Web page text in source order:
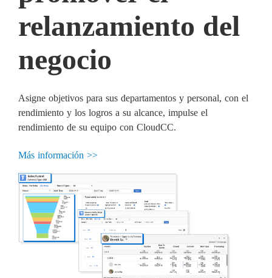
relanzamiento del
negocio
Asigne objetivos para sus departamentos y personal, con el
rendimiento y los logros a su alcance, impulse el
rendimiento de su equipo con CloudCC.
Más información >>